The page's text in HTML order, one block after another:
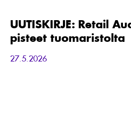
täydet
pisteet
tuomaristolta
UUTISKIRJE: Retail
pisteet tuomaristolta
27.5.2026